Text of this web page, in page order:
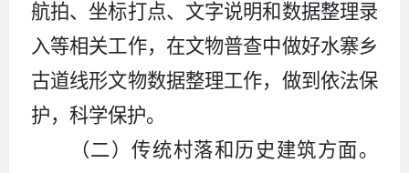
航拍、坐标打点、文字说明和数据整理录
入等相关工作，在文物普查中做好水寨乡
古道线形文物数据整理工作，做到依法保
护，科学保护。
（二）传统村落和历史建筑方面。